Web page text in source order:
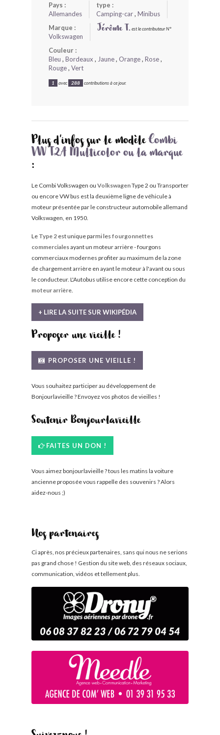
Pays :
Allemandes
type :
Camping-car, Minibus
Marque :
Volkswagen
Couleur :
Bleu , Bordeaux , Jaune, Orange, Rose,
Rouge, Vert
Jérôme T. est le contributeur N°
1 avec 288 contributions à ce jour.
Plus d'infos sur le modèleCombi
VW T2A Multicolor ou la marque
:
Le Combi Volkswagen ou VolkswagenType 2 ou Transporter
ou encore VW bus est la deuxième ligne de véhicule à
moteur présentée par le constructeur automobile allemand
Volkswagen, en 1950.
Le Type 2 est unique parmi les fourgonnettes
commercialesayant un moteur arrière - fourgons
commerciaux modernes profiter au maximum de la zone
de chargement arrière en ayant le moteur à l'avant ou sous
le conducteur. L'Autobus utilise encore cette conception du
moteur arrière.
+ LIRE LA SUITE SUR WIKIPÉDIA
Proposer une vieille !
PROPOSER UNE VIEILLE !
Vous souhaitez participer au développement de
Bonjourlavieille ? Envoyez vos photos de vieilles !
Soutenir Bonjourlavieille
FAITES UN DON !
Vous aimez bonjourlavieille ? tous les matins la voiture
ancienne proposée vous rappelle des souvenirs ? Alors
aidez-nous ;)
Nos partenaires
Ci après, nos précieux partenaires, sans qui nous ne serions
pas grand chose ! Gestion du site web, des réseaux sociaux,
communication, vidéos et tellement plus.